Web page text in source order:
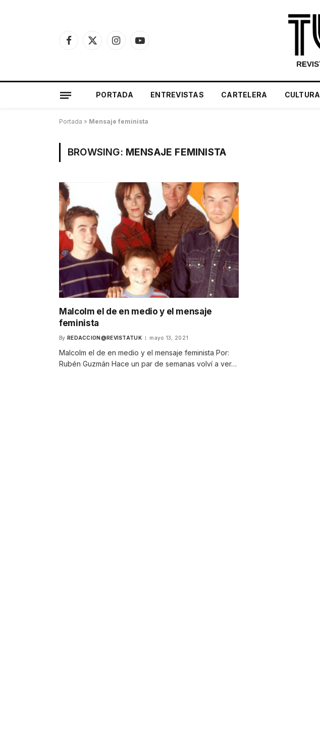
Facebook
X
InstagramYouTube
PORTADA ENTREVISTAS CARTELERA CULTURA
Portada » Mensaje feminista
BROWSING: MENSAJE FEMINISTA
Malcolm el de en medio y el mensaje
feminista
By REDACCION@REVISTATUK mayo 13, 2021
Malcolm el de en medio y el mensaje feminista Por:
Rubén Guzmán Hace un par de semanas volví a ver…